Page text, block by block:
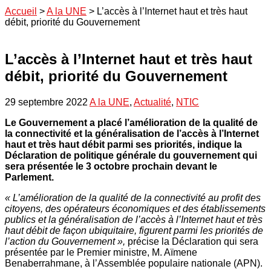
Accueil >A la UNE > L’accès à l’Internet haut et très haut
débit, priorité du Gouvernement
L’accès à l’Internet haut et très haut
débit, priorité du Gouvernement
29 septembre 2022 A la UNE, Actualité, NTIC
Le Gouvernement a placé l’amélioration de la qualité de
la connectivité et la généralisation de l’accès à l’Internet
haut et très haut débit parmi ses priorités, indique la
Déclaration de politique générale du gouvernement qui
sera présentée le 3 octobre prochain devant le
Parlement.
« L’amélioration de la qualité de la connectivité au profit des
citoyens, des opérateurs économiques et des établissements
publics et la généralisation de l’accès à l’Internet haut et très
haut débit de façon ubiquitaire, figurent parmi les priorités de
l’action du Gouvernement », précise la Déclaration qui sera
présentée par le Premier ministre, M. Aïmene
Benaberrahmane, à l’Assemblée populaire nationale (APN).